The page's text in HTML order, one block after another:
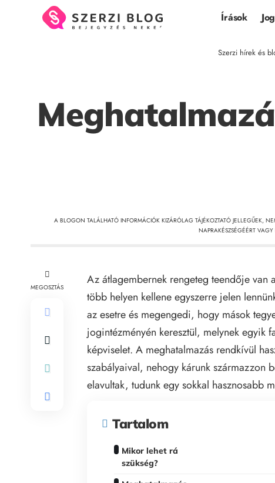
Írások
Szerzi hírek és
A BLOGON TALÁLHATÓ INFORMÁCIÓK KIZÁRÓLAG TÁJÉKOZTATÓ JELLEGŰEK,
NAPRAKÉSZSÉGÉÉRT
MEGOSZTÁS
Az átlagembernek rengeteg teendője
több helyen kellene egyszerre jelen
az esetre és megengedi, hogy mások
jogintézményén keresztül, melynek egyik
képviselet. A meghatalmazás rendkívül
szabályaival, nehogy kárunk származzon
elavultak, tudunk egy sokkal hasznosabb
Tartalom
Mikor lehet rá
szükség?